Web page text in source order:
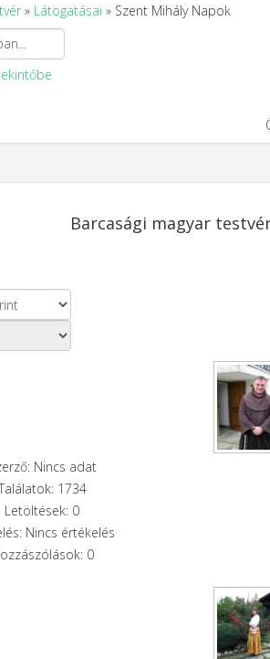
» Látogatásai » Szent Mihály Napok
Barcasági magyar
Nincs adat
1734
Letöltések: 0
Nincs értékelés
0